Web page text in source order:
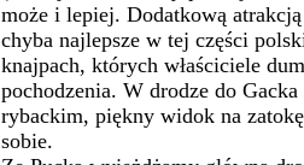
może i lepiej. Dodatkową
chyba najlepsze w tej części
knajpach, których właściciele
pochodzenia. W drodze do
rybackim, piękny widok na
sobie.